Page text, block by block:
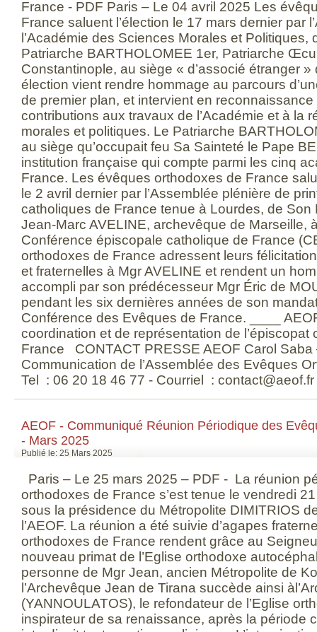
France - PDF Paris – Le 04 avril 2025 Les
France saluent l’élection le 17 mars dernier par
l’Académie des Sciences Morales et Politiques,
Patriarche BARTHOLOMEE 1er, Patriarche
Constantinople, au siège « d’associé étranger »
élection vient rendre hommage au parcours
de premier plan, et intervient en
contributions aux travaux de l’Académie et à la
morales et politiques. Le Patriarche
au siège qu’occupait feu Sa Sainteté le Pape
institution française qui compte parmi les cinq
France. Les évêques orthodoxes de France
le 2 avril dernier par l’Assemblée plénière de
catholiques de France tenue à Lourdes, de Son
Jean-Marc AVELINE, archevêque de Marseille,
Conférence épiscopale catholique de France
orthodoxes de France adressent leurs
et fraternelles à Mgr AVELINE et rendent un
accompli par son prédécesseur Mgr Éric de
pendant les six dernières années de son
Conférence des Evêques de France. ____
coordination et de représentation de
France CONTACT PRESSE AEOF Carol
Communication de l’Assemblée des Evêques
Tel : 06 20 18 46 77 - Courriel : contact@aeof.fr
AEOF - Communiqué Réunion Périodique des
- Mars 2025
Publié le: 25 Mars 2025
Paris – Le 25 mars 2025 – PDF - La réunion
orthodoxes de France s’est tenue le vendredi
sous la présidence du Métropolite DIMITRIOS
l’AEOF. La réunion a été suivie d’agapes
orthodoxes de France rendent grâce au
nouveau primat de l’Eglise orthodoxe
personne de Mgr Jean, ancien Métropolite de
l’Archevêque Jean de Tirana succède ainsi
(YANNOULATOS), le refondateur de l’Eglise
inspirateur de sa renaissance, après la période